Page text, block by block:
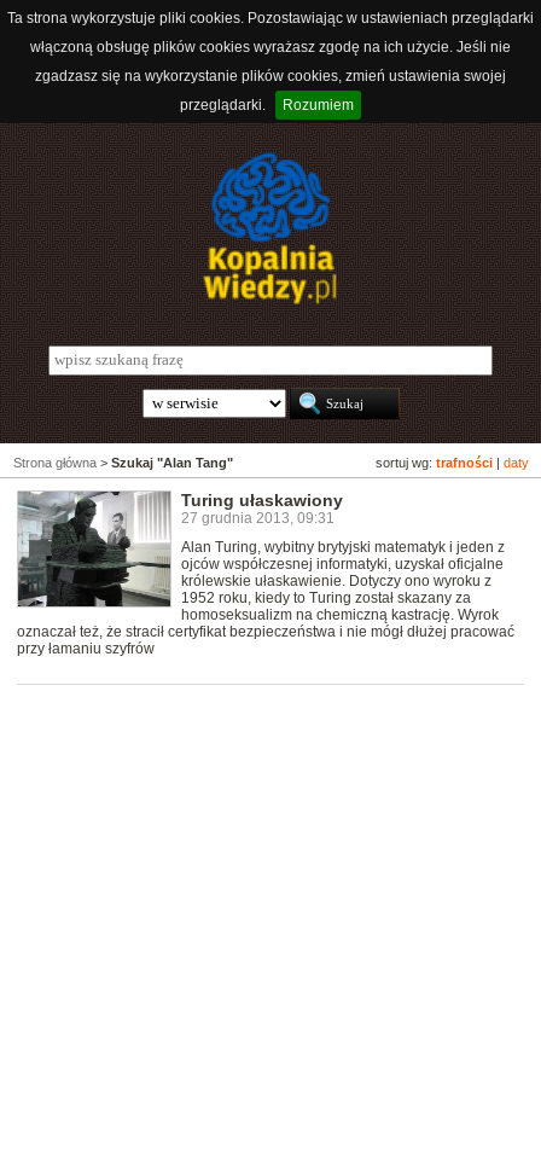
Ta strona wykorzystuje pliki cookies. Pozostawiając w ustawieniach przeglądarki
włączoną obsługę plików cookies wyrażasz zgodę na ich użycie. Jeśli nie
zgadzasz się na wykorzystanie plików cookies, zmień ustawienia swojej
przeglądarki.
Rozumiem
sortuj wg: trafności daty
Strona główna > Szukaj "Alan Tang"
Turing ułaskawiony
27 grudnia 2013, 09:31
Alan Turing, wybitny brytyjski matematyk i jeden z
ojców współczesnej informatyki, uzyskał oficjalne
królewskie ułaskawienie. Dotyczy ono wyroku z
1952 roku, kiedy to Turing został skazany za
homoseksualizm na chemiczną kastrację. Wyrok
oznaczał też, że stracił certyfikat bezpieczeństwa i nie mógł dłużej pracować
przy łamaniu szyfrów